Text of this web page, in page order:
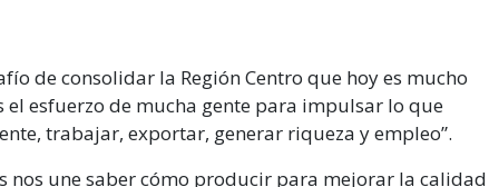
de consolidar la Región Centro que hoy es mucho
esfuerzo de mucha gente para impulsar lo que
trabajar, exportar, generar riqueza y empleo”.
nos une saber cómo producir para mejorar la calidad